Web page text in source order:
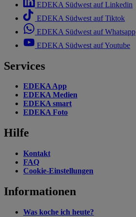
EDEKA Südwest auf Linkedin
EDEKA Südwest auf Tiktok
EDEKA Südwest auf Whatsapp
EDEKA Südwest auf Youtube
Services
EDEKA App
EDEKA Medien
EDEKA smart
EDEKA Foto
Hilfe
Kontakt
FAQ
Cookie-Einstellungen
Informationen
Was koche ich heute?